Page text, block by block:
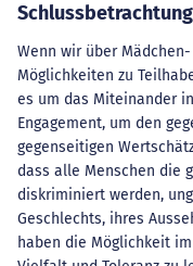
Schlussbetrachtung
Wenn wir über
Möglichkeiten zu
es um das Miteinander
Engagement, um den
gegenseitigen
dass alle Menschen die
diskriminiert werden,
Geschlechts, ihres
haben die Möglichkeit